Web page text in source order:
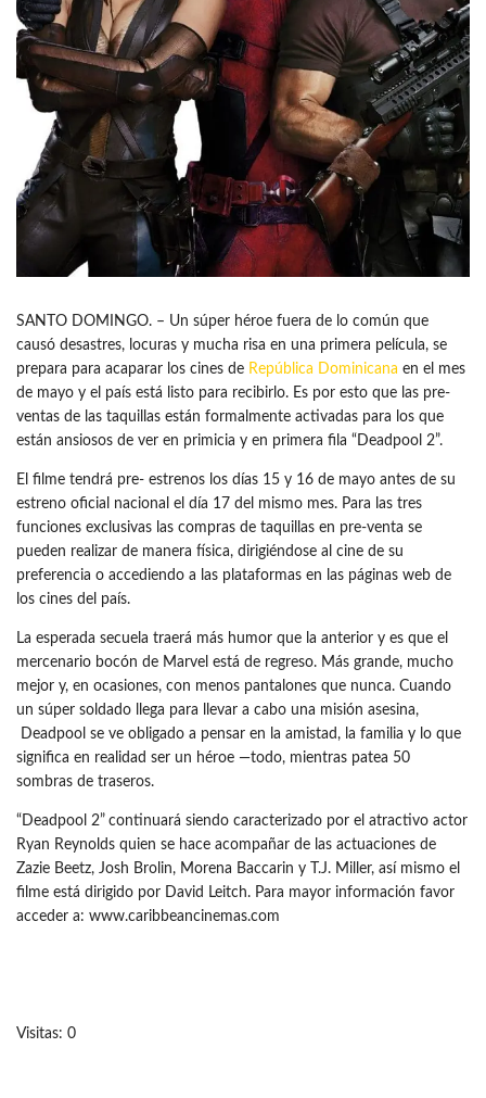
SANTO DOMINGO. – Un súper héroe fuera de lo común que
causó desastres, locuras y mucha risa en una primera película, se
prepara para acaparar los cines de República Dominicana en el mes
de mayo y el país está listo para recibirlo. Es por esto que las pre-
ventas de las taquillas están formalmente activadas para los que
están ansiosos de ver en primicia y en primera fila “Deadpool 2”.
El filme tendrá pre- estrenos los días 15 y 16 de mayo antes de su
estreno oficial nacional el día 17 del mismo mes. Para las tres
funciones exclusivas las compras de taquillas en pre-venta se
pueden realizar de manera física, dirigiéndose al cine de su
preferencia o accediendo a las plataformas en las páginas web de
los cines del país.
La esperada secuela traerá más humor que la anterior y es que el
mercenario bocón de Marvel está de regreso. Más grande, mucho
mejor y, en ocasiones, con menos pantalones que nunca. Cuando
un súper soldado llega para llevar a cabo una misión asesina,
Deadpool se ve obligado a pensar en la amistad, la familia y lo que
significa en realidad ser un héroe —todo, mientras patea 50
sombras de traseros.
“Deadpool 2” continuará siendo caracterizado por el atractivo actor
Ryan Reynolds quien se hace acompañar de las actuaciones de
Zazie Beetz, Josh Brolin, Morena Baccarin y T.J. Miller, así mismo el
filme está dirigido por David Leitch. Para mayor información favor
acceder a: www.caribbeancinemas.com
Visitas: 0